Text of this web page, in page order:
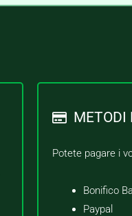
METODI
Potete pagare i
Bonifico
Paypal